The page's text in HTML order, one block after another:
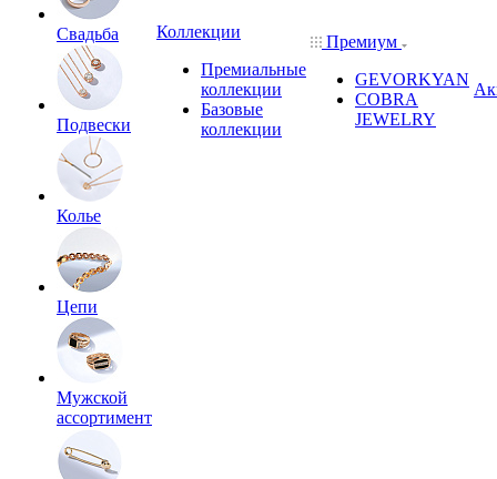
Свадьба
Подвески
Колье
Цепи
Мужской
ассортимент
Коллекции
Премиальные
коллекции
Базовые
коллекции
Премиум
GEVORKYAN
COBRA
JEWELRY